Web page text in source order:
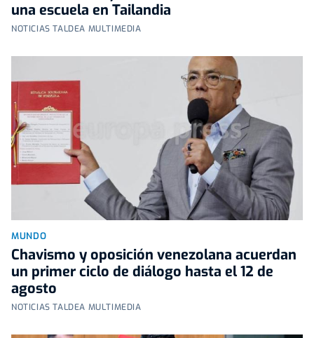
una escuela en Tailandia
NOTICIAS TALDEA MULTIMEDIA
MUNDO
Chavismo y oposición venezolana acuerdan
un primer ciclo de diálogo hasta el 12 de
agosto
NOTICIAS TALDEA MULTIMEDIA